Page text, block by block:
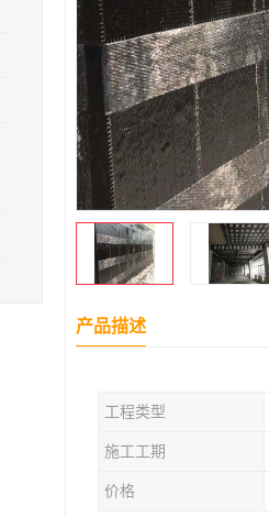
产品描述
工程类型
施工工期
价格